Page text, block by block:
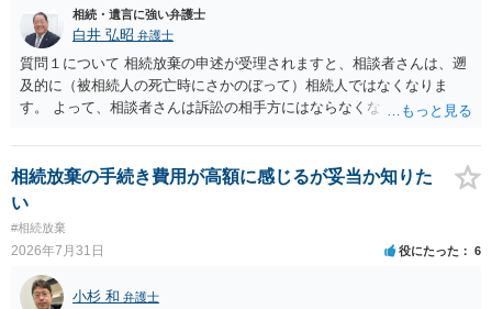
言えると思います。
相続・遺言に強い弁護士
白井 弘昭 弁護士
質問１について 相続放棄の申述が受理されますと、相談者さんは、遡
及的に（被相続人の死亡時にさかのぼって）相続人ではなくなりま
す。 よって、相談者さんは訴訟の相手方にはならなくなるので（明け
理証明を家庭裁判所で取得し、コピーを答弁書に添えて裁判所に提出
してください。 質問２について 請求棄却を求める答弁書を提出すれ
ば、第１回期日は出席する必要がありません。その日は差支え（用事
はないので、ｍｉｎｔｓでの提出の必要は無いと思います。郵送（期
限までに届けばよい）で十分です。 詳細は、書面記載の裁判所書記官
にお問い合わせください。 以上、ご参考まで。
相続放棄の手続き費用が高額に感じるが妥当か知りた
い
#相続放棄
2026年7月31日 役にたった 6
小杉 和 弁護士